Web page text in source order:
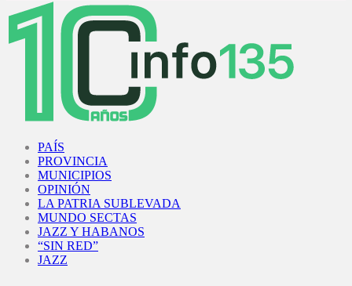
PAÍS
PROVINCIA
MUNICIPIOS
OPINIÓN
LA PATRIA SUBLEVADA
MUNDO SECTAS
JAZZ Y HABANOS
“SIN RED”
JAZZ